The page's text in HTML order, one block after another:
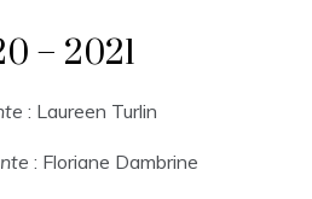
– 2021
: Laureen Turlin
: Floriane Dambrine